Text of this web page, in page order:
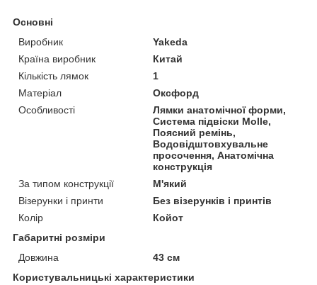
Основні
Виробник
Yakeda
Країна виробник
Китай
Кількість лямок
1
Матеріал
Оксфорд
Особливості
Лямки анатомічної форми,
Система підвіски Molle,
Поясний ремінь,
Водовідштовхувальне
просочення, Анатомічна
конструкція
За типом конструкції
М'який
Візерунки і принти
Без візерунків і принтів
Колір
Койот
Габаритні розміри
Довжина
43 см
Користувальницькі характеристики